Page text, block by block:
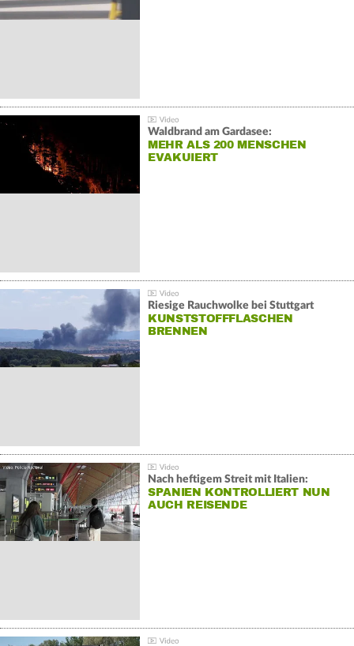
Waldbrand am Gardasee:
MEHR ALS 200 MENSCHEN
EVAKUIERT
Riesige Rauchwolke bei Stuttgart
KUNSTSTOFFFLASCHEN
BRENNEN
Nach heftigem Streit mit Italien:
SPANIEN KONTROLLIERT NUN
AUCH REISENDE